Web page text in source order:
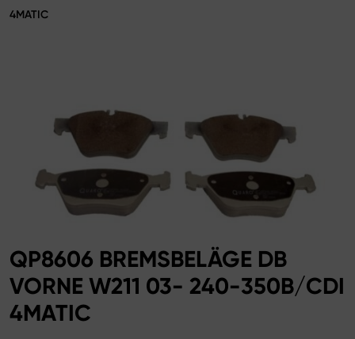
4MATIC
QP8606 BREMSBELÄGE DB
VORNE W211 03- 240-350B/CDI
4MATIC